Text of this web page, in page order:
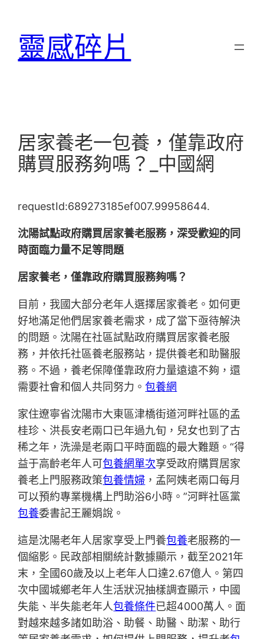
靈感碎片
居家養老一包養，僅靠政府
購買服務夠嗎？_中國網
requestId:689273185ef007.99958644.
沈陽試點政府購買居家養老服務，深受歡迎的同
時面臨力量不足等問題
居家養老，僅靠政府購買服務夠嗎？
目前，我國大部分老年人選擇居家養老。如何更
好地滿足他們居家養老需求，成了當下亟待解決
的問題。沈陽在社區試點政府購買居家養老服
務，并依托社區養老服務站，提供養老和助醫服
務。不過，養老保障僅靠政府力量遠遠不夠，還
需要社會和個人共同努力。包養網
家住遼寧省沈陽市大東區津橋街道河畔社區的孟
桂珍、洪長安老兩口已年過九旬，兒女也到了古
稀之年，洗澡是老兩口平時面臨的最大難題。“得
益于高齡老年人可包養網單次享受政府購買居家
養老上門服務政策包養情婦 ，孟阿姨老兩口每月
可以預約專業機構上門助浴6小時。”河畔社區黨
包養委書記王麗娟說。
這是沈陽老年人居家享受上門養包養老服務的一
個縮影。民政部相關統計數據顯示，截至2021年
末，全國60歲及以上老年人口達2.67億人。第四
次中國城鄉老年人生活狀況抽樣調查顯示，中國
失能、半失能老年人包養條件已超4000萬人。面
對越來越多諸如助浴、助餐、助醫、助潔、助行